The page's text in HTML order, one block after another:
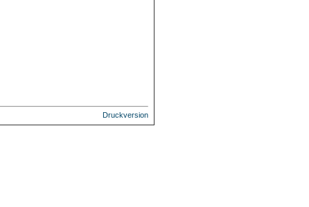
Druckversion